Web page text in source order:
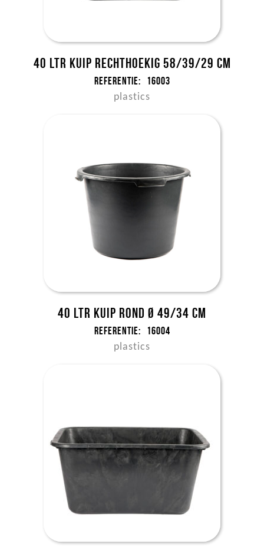
40 ltr kuip rechthoekig 58/39/29 cm
Referentie: 16003
plastics
40 ltr kuip rond Ø 49/34 cm
Referentie: 16004
plastics